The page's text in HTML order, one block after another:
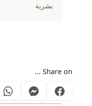
بشرية
Share on ...